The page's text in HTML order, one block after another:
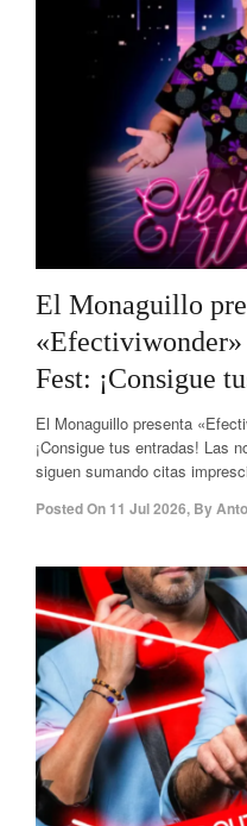
El Monaguillo
Fest: ¡Consigue
El Monaguillo presenta
¡Consigue tus entradas! Las
siguen sumando citas
Posted On 11 Jul 2026, By